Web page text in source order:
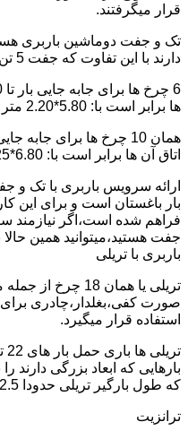
قرار میگرفتند.
تک و جفت دوماشین باربری
دارند با این تفاوت که جفت 5 تن بیشتر از تک بار حمل میکند.
ها برابر است با: 5.80*2.20 متر
اتاق آن ها برابر است با: 6.80*2.25 متر
ارائه سرویس باربری با تک
بار باغستان است و برای این
فراهم شده است،اگر نیازمند
جفت هستید،میتوانید همین
باربری با تریلی
تریلی یا همان
صورت کفی،بغلدار،چادری
استفاده قرار میگیرد.
بارهایی که ابعاد بزرگی دارند
که طول بارگیر تریلی حدودا 12.5 متر است.
ترانزیت